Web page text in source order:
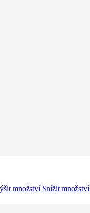
množství Snížit